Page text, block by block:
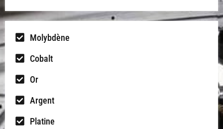
Molybdène
Cobalt
Or
Argent
Platine